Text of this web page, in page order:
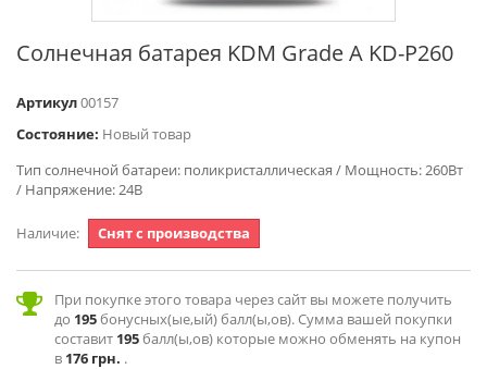
Солнечная батарея KDM Grade A KD-P260
Артикул00157
Состояние: Новый товар
Тип солнечной батареи: поликристаллическая / Мощность: 260Вт
/ Напряжение: 24В
Наличие: Снят с производства
При покупке этого товара через сайт вы можете получить
до 195бонусных(ые,ый) балл(ы,ов). Сумма вашей покупки
составит 195балл(ы,ов) которые можно обменять на купон
в 176 грн. .